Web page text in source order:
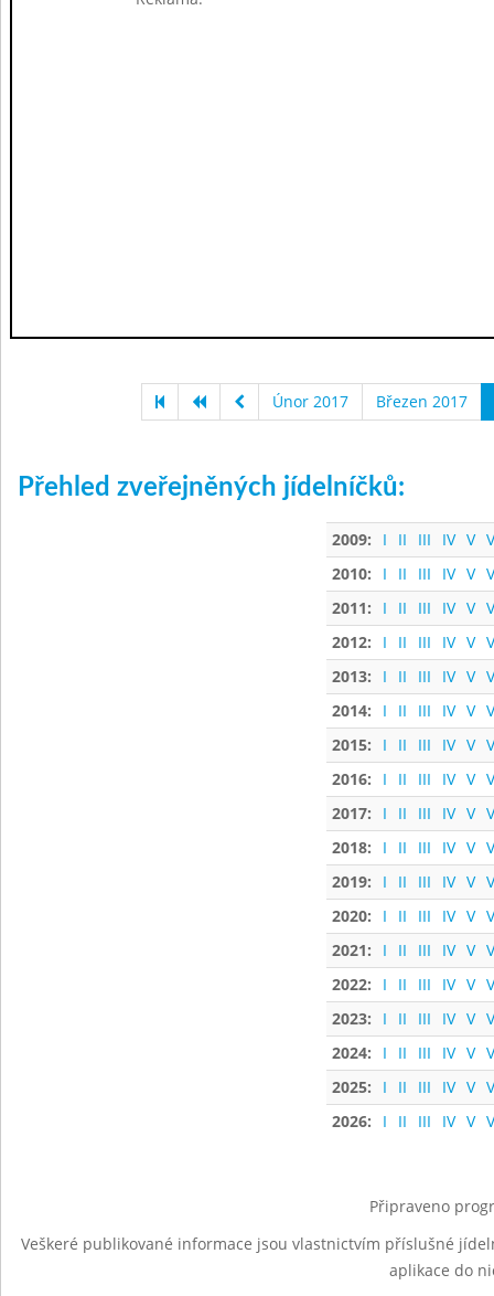
Únor 2017 Březen 2017
Přehled zveřejněných jídelníčků:
2009: I II III IV V
2010:
I II III IV V
2011:
I II III IV V
2012:
I II III IV V
2013:
I II III IV V
2014:
I II III IV V
2015:
I II III IV V
2016:
I II III IV V
2017:
I II III IV V
2018:
I II III IV V
2019:
I II III IV V
2020:
I II III IV V
2021:
I II III IV V
2022:
I II III IV V
2023:
I II III IV V
2024:
I II III IV V
2025:
I II III IV V
2026:
I II III IV V
Připraveno
Veškeré publikované informace jsou vlastnictvím příslušné
aplikace do